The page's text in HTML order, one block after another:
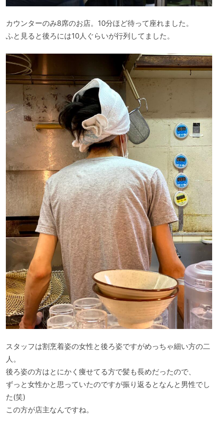
カウンターのみ8席のお店。10分ほど待って座れました。
ふと見ると後ろには10人ぐらいが行列してました。
スタッフは割烹着姿の女性と後ろ姿ですがめっちゃ細い方の二
人。
後ろ姿の方はとにかく痩せてる方で髪も長めだったので、
ずっと女性かと思っていたのですが振り返るとなんと男性でし
た(笑)
この方が店主なんですね。